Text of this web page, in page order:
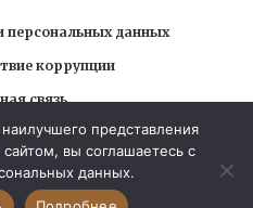
персональных данных
коррупции
связь
находящихся на сайте
разрешения запрещено
музей-заповедник Л.Н.
права защищены
представления
вы соглашаетесь с
данных.